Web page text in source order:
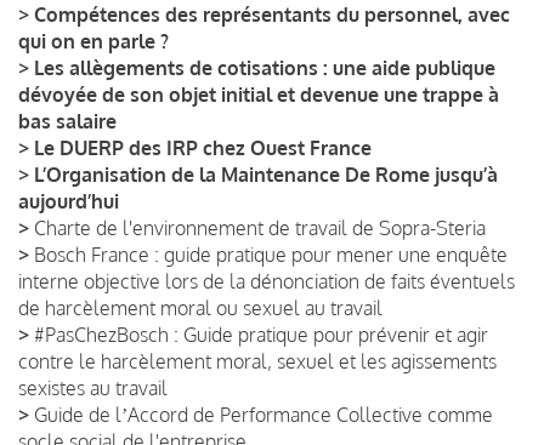
> Compétences des représentants du personnel, avec
qui on en parle ?
> Les allègements de cotisations : une aide publique
dévoyée de son objet initial et devenue une trappe à
bas salaire
> Le DUERP des IRP chez Ouest France
> L’Organisation de la Maintenance De Rome jusqu’à
aujourd’hui
> Charte de l'environnement de travail de Sopra-Steria
> Bosch France : guide pratique pour mener une enquête
interne objective lors de la dénonciation de faits éventuels
de harcèlement moral ou sexuel au travail
> #PasChezBosch : Guide pratique pour prévenir et agir
contre le harcèlement moral, sexuel et les agissements
sexistes au travail
> Guide de lʼAccord de Performance Collective comme